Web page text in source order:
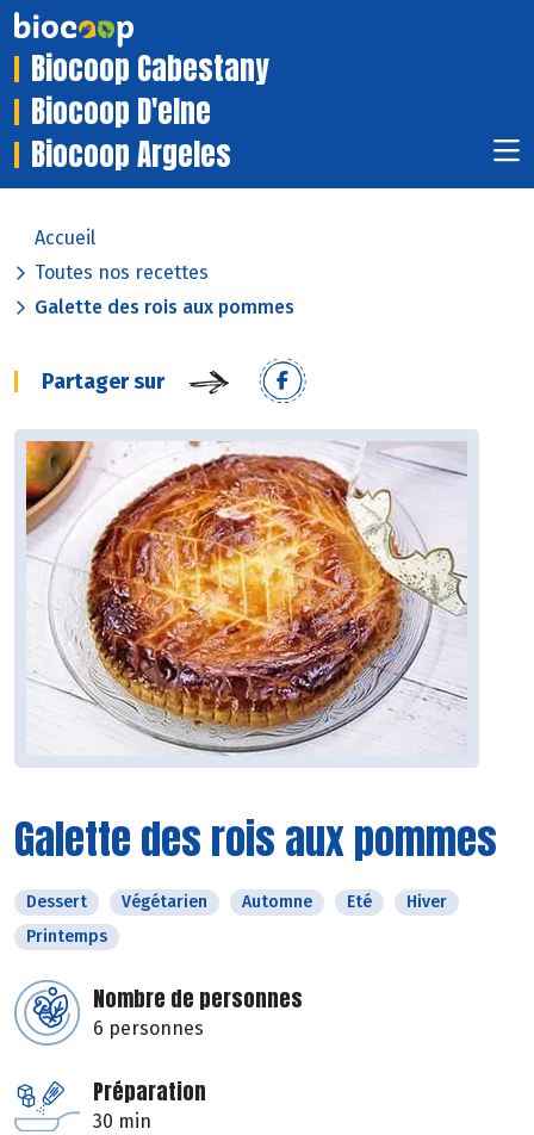
Biocoop Cabestany
Biocoop D'elne
Biocoop Argeles
Accueil
Toutes nos recettes
Galette des rois aux pommes
Partager sur
Galette des rois aux pommes
Dessert Végétarien Automne Eté
Hiver
Printemps
Nombre de personnes
6 personnes
Préparation
30 min